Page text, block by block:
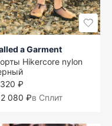
a Garment
Hikercore nylon
₽
2 080 ₽в Сплит